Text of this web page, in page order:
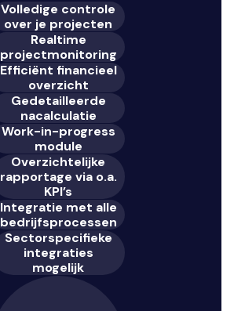
Volledige controle
over je projecten
Realtime
projectmonitoring
Efficiënt financieel
overzicht
Gedetailleerde
nacalculatie
Work-in-progress
module
Overzichtelijke
rapportage via o.a.
KPI’s
Integratie met alle
bedrijfsprocessen
Sectorspecifieke
integraties
mogelijk